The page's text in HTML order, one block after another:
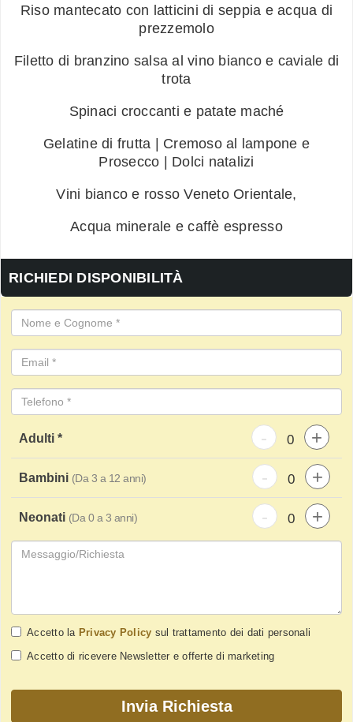
Riso mantecato con latticini di seppia e acqua di
prezzemolo
Filetto di branzino salsa al vino bianco e caviale di
trota
Spinaci croccanti e patate maché
Gelatine di frutta | Cremoso al lampone e
Prosecco | Dolci natalizi
Vini bianco e rosso Veneto Orientale,
Acqua minerale e caffè espresso
RICHIEDI DISPONIBILITÀ
Adulti * - +
Bambini (Da 3 a 12 anni) - +
Neonati (Da 0 a 3 anni) - +
Accetto la Privacy Policy sul trattamento dei dati personali
Accetto di ricevere Newsletter e offerte di marketing